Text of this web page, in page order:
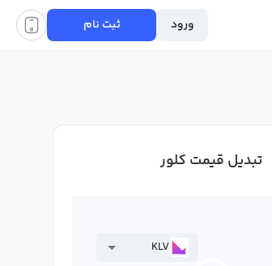
ورود ثبت نام
تبدیل قیمت کلور
KLV